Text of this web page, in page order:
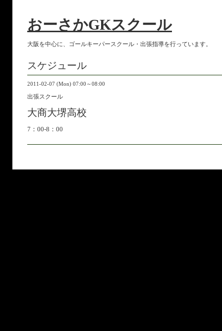
おーさかGKスクール
大阪を中心に、ゴールキーパースクール・出張指導を行っています。
スケジュール
2011-02-07 (Mon) 07:00～08:00
出張スクール
大商大堺高校
7：00-8：00